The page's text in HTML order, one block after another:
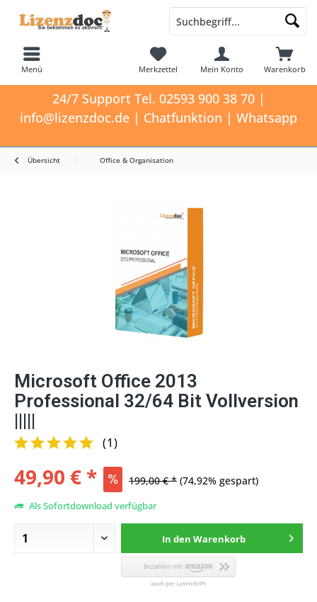
Warenkorb
Merkzettel Mein Konto
Menü
24/7 Support Tel. 02593 900 38 70 |
info@lizenzdoc.de | Chatfunktion | Whatsapp
Übersicht Office & Organisation
Microsoft Office 2013
Professional 32/64 Bit Vollversion
|||||
(1)
49,90 € * 199,00 € * (74,92% gespart)
Als Sofortdownload verfügbar
In den Warenkorb